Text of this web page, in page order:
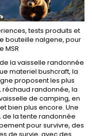
tests produits et
bouteille nalgene, pour
MSR
la vaisselle randonnée
materiel bushcraft, la
proposent les plus
réchaud randonnée, la
de camping, en
bien plus encore. Une
de latente randonnée
pour survivre, des